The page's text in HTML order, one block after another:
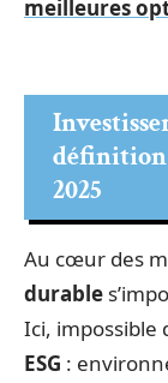
meilleures
définition
2025
Au cœur des
durable
Ici, impossible
ESG :